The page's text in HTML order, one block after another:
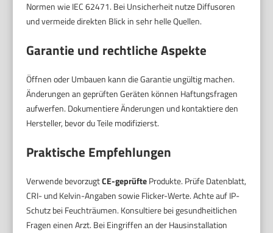
Normen wie IEC 62471. Bei Unsicherheit nutze Diffusoren
und vermeide direkten Blick in sehr helle Quellen.
Garantie und rechtliche Aspekte
Öffnen oder Umbauen kann die Garantie ungültig machen.
Änderungen an geprüften Geräten können Haftungsfragen
aufwerfen. Dokumentiere Änderungen und kontaktiere den
Hersteller, bevor du Teile modifizierst.
Praktische Empfehlungen
Verwende bevorzugtCE-geprüfteProdukte. Prüfe Datenblatt,
CRI- und Kelvin-Angaben sowie Flicker-Werte. Achte auf IP-
Schutz bei Feuchträumen. Konsultiere bei gesundheitlichen
Fragen einen Arzt. Bei Eingriffen an der Hausinstallation